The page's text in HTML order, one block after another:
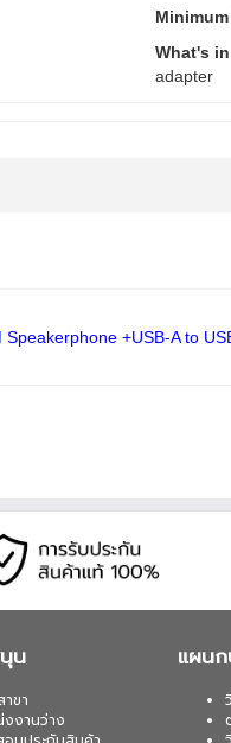
What's
adapter
Speakerphone +USB-A to
น
ขา
งานว่าง
แผน